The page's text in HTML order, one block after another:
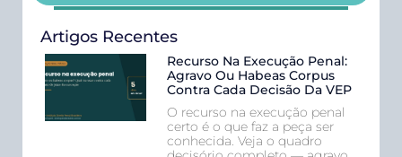
Artigos Recentes
Recurso Na Execução Penal:
Agravo Ou Habeas Corpus
Contra Cada Decisão Da VEP
O recurso na execução penal
certo é o que faz a peça ser
conhecida. Veja o quadro